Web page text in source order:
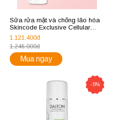
Sữa rửa mặt và chống lão hóa
Skincode Exclusive Cellular
Cleansing Milk
1.121.400đ
1.246.000đ
Mua ngay
-5%